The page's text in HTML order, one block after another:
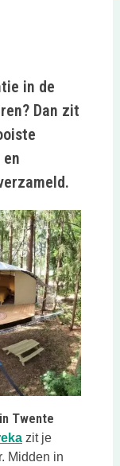
in de
Dan zit
Twente
Deze link opent
zit je
Midden in